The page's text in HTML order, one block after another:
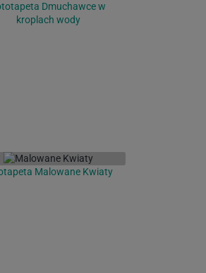
Dmuchawce w
kroplach wody
Malowane Kwiaty